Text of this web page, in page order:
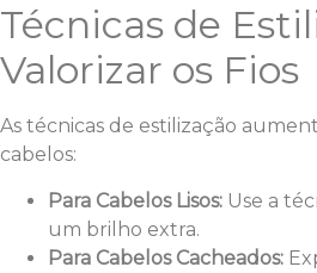
Técnicas de
Valorizar os Fios
As técnicas de estilização
cabelos:
Para Cabelos Lisos: Use a
um brilho extra.
Para Cabelos Cacheados: